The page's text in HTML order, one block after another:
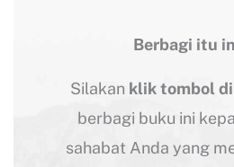
Berbagi itu
Silakan klik tombol
berbagi buku ini
sahabat Anda yang